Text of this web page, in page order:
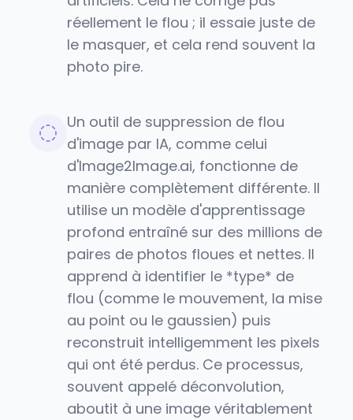
réellement le flou ; il essaie juste de
le masquer, et cela rend souvent la
photo pire.
Un outil de suppression de flou
d'image par IA, comme celui
d'Image2Image.ai, fonctionne de
manière complètement différente. Il
utilise un modèle d'apprentissage
profond entraîné sur des millions de
paires de photos floues et nettes. Il
apprend à identifier le *type* de
flou (comme le mouvement, la mise
au point ou le gaussien) puis
reconstruit intelligemment les pixels
qui ont été perdus. Ce processus,
souvent appelé déconvolution,
aboutit à une image véritablement